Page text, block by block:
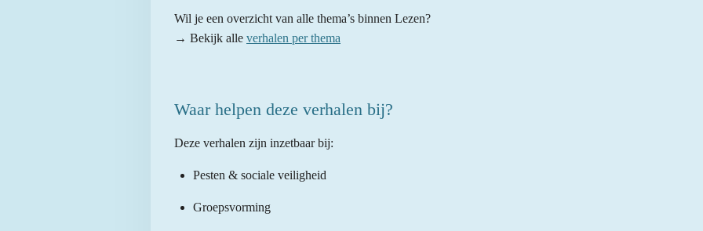
Wil je een overzicht van alle thema’s binnen Lezen?
→ Bekijk alle verhalen per thema
Waar helpen deze verhalen bij?
Deze verhalen zijn inzetbaar bij:
Pesten & sociale veiligheid
Groepsvorming